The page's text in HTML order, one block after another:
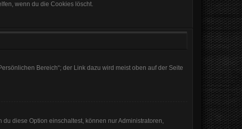
wenn du die Cookies löscht.
Bereich“; der Link dazu wird meist oben auf der Seite
diese Option einschaltest, können nur Administratoren,